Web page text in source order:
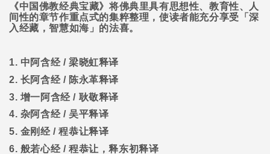
《中国佛教经典宝藏》将佛典里具有思想性、教育性、人
间性的章节作重点式的集粹整理，使读者能充分享受「深
入经藏，智慧如海」的法喜。
1. 中阿含经/梁晓虹释译
2. 长阿含经/ 陈永革释译
3. 增一阿含经/ 耿敬释译
4. 杂阿含经/吴平释译
5. 金刚经/程恭让释译
6. 般若心经/程恭让，释东初释译